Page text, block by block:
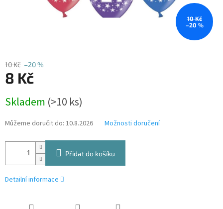
10 Kč
–20 %
10 Kč –20 %
8 Kč
cena:
Skladem (>10 ks)
Můžeme doručit do: 10.8.2026 Možnosti doručení
Přidat do košíku
Detailní informace